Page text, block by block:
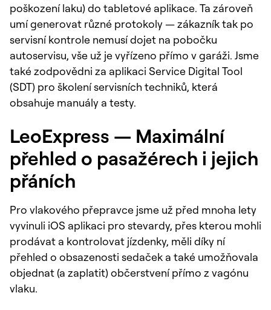
poškození laku) do tabletové aplikace. Ta zároveň
umí generovat různé protokoly — zákazník tak po
servisní kontrole nemusí dojet na pobočku
autoservisu, vše už je vyřízeno přímo v garáži. Jsme
také zodpovědni za aplikaci Service Digital Tool
(SDT) pro školení servisních techniků, která
obsahuje manuály a testy.
LeoExpress — Maximální
přehled o pasažérech i jejich
přáních
Pro vlakového přepravce jsme už před mnoha lety
vyvinuli iOS aplikaci pro stevardy, přes kterou mohli
prodávat a kontrolovat jízdenky, měli díky ní
přehled o obsazenosti sedaček a také umožňovala
objednat (a zaplatit) občerstvení přímo z vagónu
vlaku.